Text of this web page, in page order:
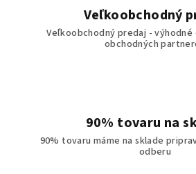
Veľkoobchodný
Veľkoobchodný predaj - výhodné
obchodných
90% tovaru na
90% tovaru máme na sklade
odberu